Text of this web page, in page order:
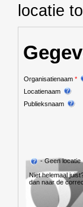
locatie
Organisatienaam *
Locatienaam
Publieksnaam
-Geen locatie
Niet helemaal
dan naar de